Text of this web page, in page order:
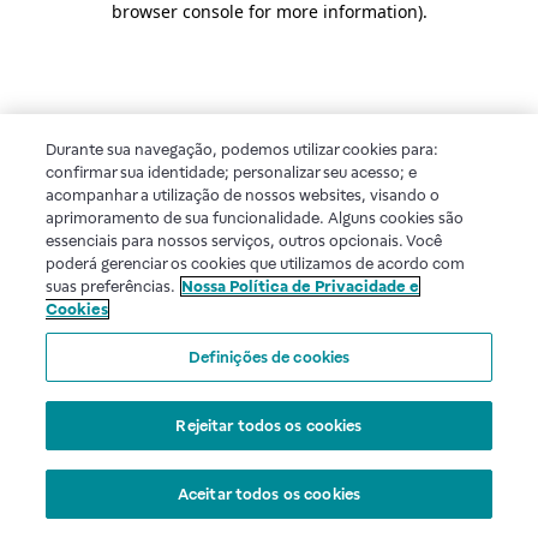
browser console for more information).
Durante sua navegação, podemos utilizar cookies para:
confirmar sua identidade; personalizar seu acesso; e
acompanhar a utilização de nossos websites, visando o
aprimoramento de sua funcionalidade. Alguns cookies são
essenciais para nossos serviços, outros opcionais. Você
poderá gerenciar os cookies que utilizamos de acordo com
suas preferências. Nossa Política de Privacidade e
Cookies
Definições de cookies
Rejeitar todos os cookies
Aceitar todos os cookies